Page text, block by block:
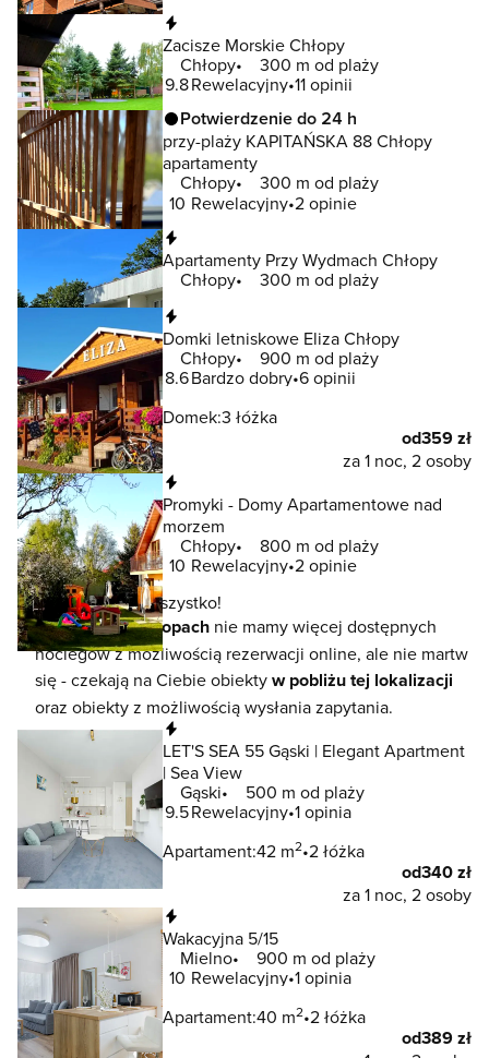
Zacisze Morskie Chłopy
Chłopy
300 m od plaży
9.8Rewelacyjny 11 opinii
Potwierdzenie do 24 h
przy-plaży KAPITAŃSKA 88 Chłopy
apartamenty
Chłopy
300 m od plaży
10 Rewelacyjny 2 opinie
Apartamenty Przy Wydmach Chłopy
Chłopy
300 m od plaży
Domki letniskowe Eliza Chłopy
Chłopy
900 m od plaży
8.6Bardzo dobry 6 opinii
Domek:3 łóżka
od359 zł
za 1 noc, 2 osoby
Promyki - Domy Apartamentowe nad
morzem
Chłopy
800 m od plaży
10 Rewelacyjny 2 opinie
To jeszcze nie wszystko!
W lokalizacjiChłopach nie mamy więcej dostępnych
noclegów z możliwością rezerwacji online, ale nie martw
się - czekają na Ciebie obiektyw pobliżu tej lokalizacji
oraz obiekty z możliwością wysłania zapytania.
LET'S SEA 55 Gąski | Elegant Apartment
| Sea View
Gąski
500 m od plaży
9.5Rewelacyjny 1 opinia
Apartament:42 m2 2 łóżka
od340 zł
za 1 noc, 2 osoby
Wakacyjna 5/15
Mielno
900 m od plaży
10 Rewelacyjny 1 opinia
Apartament:40 m2 2 łóżka
od389 zł